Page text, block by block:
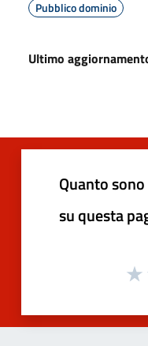
Pubblico dominio
Ultimo
Quanto
su questa